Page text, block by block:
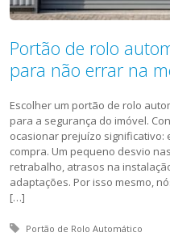
Portão de rolo
para não errar na
Escolher um portão de rolo
para a segurança do imóvel.
ocasionar prejuízo significativo:
compra. Um pequeno desvio
retrabalho, atrasos na
adaptações. Por isso mesmo,
[…]
Tagged with:
Portão de Rolo Automático